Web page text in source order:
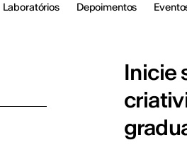
Laboratórios Depoimentos
Inicie